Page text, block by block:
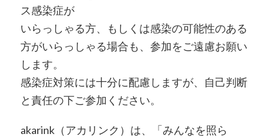
ス感染症が
いらっしゃる方、もしくは感染の可能性のある
方がいらっしゃる場合も、参加をご遠慮お願い
します。
感染症対策には十分に配慮しますが、自己判断
と責任の下ご参加ください。
akarink（アカリンク）は、「みんなを照ら